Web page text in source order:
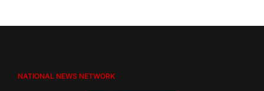
NATIONAL NEWS NETWORK